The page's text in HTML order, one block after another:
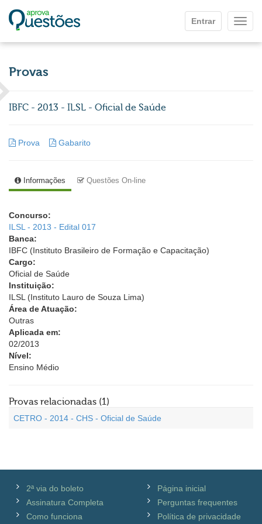
Entrar
Provas
IBFC - 2013 - ILSL - Oficial de Saúde
Prova Gabarito
Informações Questões On-line
Concurso:
ILSL - 2013 - Edital 017
Banca:
IBFC (Instituto Brasileiro de Formação e Capacitação)
Cargo:
Oficial de Saúde
Instituição:
ILSL (Instituto Lauro de Souza Lima)
Área de Atuação:
Outras
Aplicada em:
02/2013
Nível:
Ensino Médio
Provas relacionadas (1)
CETRO - 2014 - CHS - Oficial de Saúde
2ª via do boleto
Assinatura Completa
Como funciona
Página inicial
Perguntas frequentes
Política de privacidade